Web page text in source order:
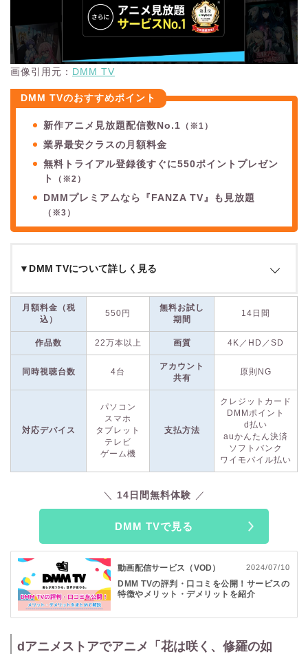
画像引用元： DMM TV
DMM TVのおすすめポイント
新作アニメ見放題配信数No.1 （※1）
業界最安クラスの月額料金
無料トライアル登録後すぐに550ポイントプレゼン
ト
（※2）
DMMプレミアムなら『FANZA TV』も見放題
（※3）
▼DMM TVについて詳しく見る
DMM TVは「DMM.com」を運営するDMMグループによる動
画配信サービス
です。「DMMプレミアム」に加入すること
で、見放題作品を視聴できます。
配信作品数は20万本以上
！アニメや特撮、2.5次元舞台作品の
新作アニメの先行配信作品数は業界
です。最新のアニメが放送後すぐに配信で視聴できるの
は、アニメファンにはうれしいポイントです。 アニメだけで
なく、DMM TV独占ドラマ や オリジナルバラエティ作品も制作
は、成人向け動画配信サービス「FANZA TV
用され、追加料金なしで2,300本以上の成人向けコンテンツも
月額料金は業界最安クラスの
心に、ドラマ・映画、オリジナルバラエティ作品など、幅広い
ジャンルを手軽な価格で視聴できます。 さらに、DMM TVは
14日間の無料体験キャンペーンを実施中
録で550円分のDMMポイントをプレゼント！（※2）DMMブッ
す。 ぜひこの機会にDMM TVをご利用ください。
月額料金（税
込）
550円
無料お試し
期間
14日間
作品数 22万本以上 画質 4K／HD／SD
同時視聴台数 4台
アカウント
共有
原則NG
対応デバイス
パソコン
スマホ
タブレット
テレビ
ゲーム機
支払方法
クレジットカード
DMMポイント
d払い
auかんたん決済
ソフトバンク
ワイモバイル払い
14日間無料体験
DMM TVで見る
動画配信サービス（VOD） 2024/07/10
DMM TVの評判・口コミを公開！サービスの
特徴やメリット・デメリットを紹介
dアニメストアでアニメ「花は咲く、修羅の如